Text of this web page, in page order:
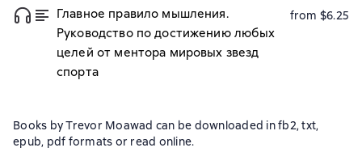
Главное правило мышления.
Руководство по достижению любых
целей от ментора мировых звезд
спорта
from $6.25
Books by Trevor Moawad can be downloaded in fb2, txt,
epub, pdf formats or read online.